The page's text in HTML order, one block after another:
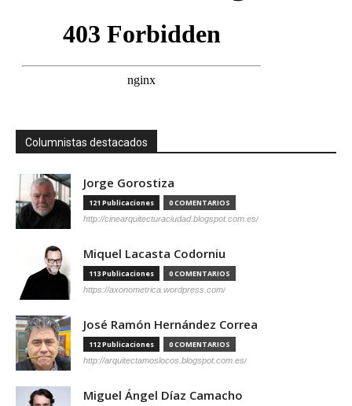
Columnistas destacados
Jorge Gorostiza
121 Publicaciones 0 COMENTARIOS
http://cinearquitecturaciudad.blogspot.com.es/
Miquel Lacasta Codorniu
113 Publicaciones 0 COMENTARIOS
https://axonometrica.wordpress.com/
José Ramón Hernández Correa
112 Publicaciones 0 COMENTARIOS
http://arquitectamoslocos.blogspot.com.es/
Miguel Ángel Díaz Camacho